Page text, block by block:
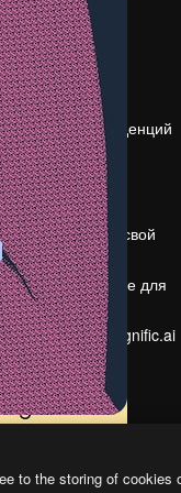
Цены
О нас
Reviews
Вакансии
Поиск тенденций
Блог
События
Slidesgo
Продайте свой
контент
Помещение для
прессы
Ищете magnific.ai
to the storing of